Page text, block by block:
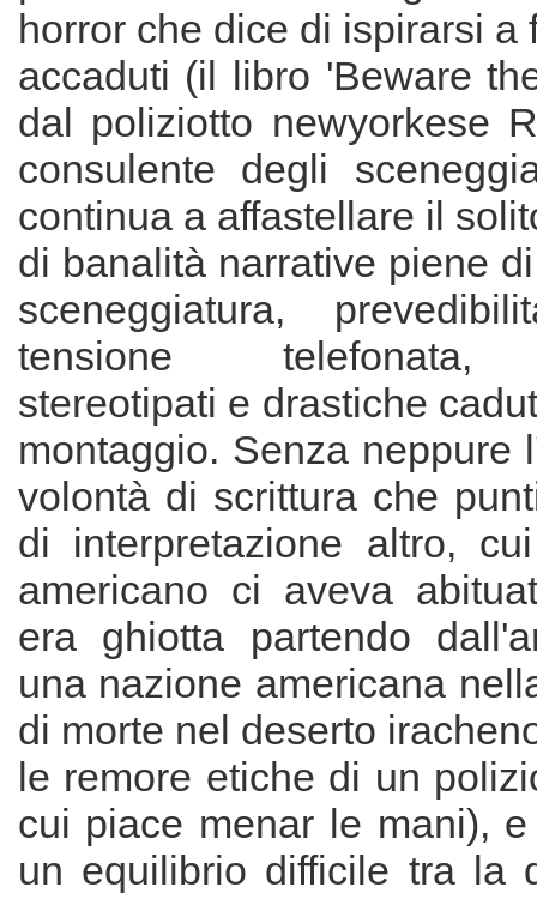
horror che dice di ispirarsi a
accaduti (il libro 'Beware
dal poliziotto newyorkese
consulente degli
continua a affastellare il
di banalità narrative piene
sceneggiatura,
tensione telefonata,
stereotipati e drastiche
montaggio. Senza neppure
volontà di scrittura che
di interpretazione altro,
americano ci aveva
era ghiotta partendo
una nazione americana
di morte nel deserto
le remore etiche di un
cui piace menar le mani),
un equilibrio difficile tra la